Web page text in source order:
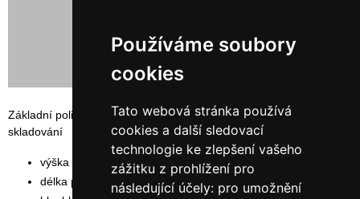
Používáme soubory
cookies
Tato webová stránka používá
cookies a další sledovací
technologie ke zlepšení vašeho
zážitku z prohlížení pro
následující účely: pro umožnění
Základní policový, bezšroubovaný regál SYSTEM RR vhodný pro
skladování
výška rámu: 200 cm
délka polic: 102,5 cm